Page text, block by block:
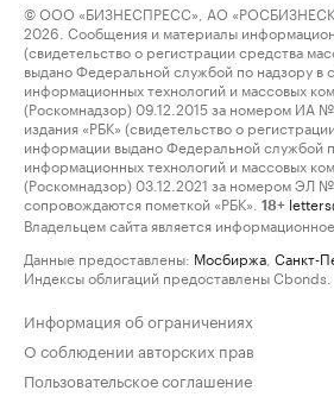
© ООО «БИЗНЕСПРЕСС», АО
2026. Сообщения и материалы
(свидетельство о регистрации средства
выдано Федеральной службой по надзору в
информационных технологий и массовых
(Роскомнадзор) 09.12.2015 за номером ИА
издания «РБК» (свидетельство о
информации выдано Федеральной службой
информационных технологий и массовых
(Роскомнадзор) 03.12.2021 за номером ЭЛ
сопровождаются пометкой «РБК».
18+
Владельцем сайта является информационное
Данные предоставлены: Мосбиржа Санкт-
Индексы облигаций предоставлены Cbonds.
Информация об ограничениях
О соблюдении авторских прав
Пользовательское соглашение